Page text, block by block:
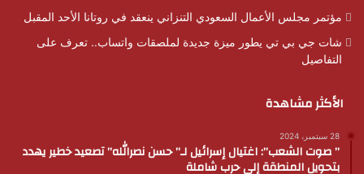
مؤتمر مجلس الأعمال السعودي التنزاني ينعقد في روتانا الأحد المقبل
شات جي بي تي يطور ميزة جديدة لملصقات واتساب.. تعرف على
التفاصيل
الأكثر مشاهدة
28 سبتمبر، 2024
” صوت الشعب”: اغتيال إسرائيل لـ” حسن نصرالله” تصعيد خطير يهدد
بتحويل المنطقة إلى حرب شاملة